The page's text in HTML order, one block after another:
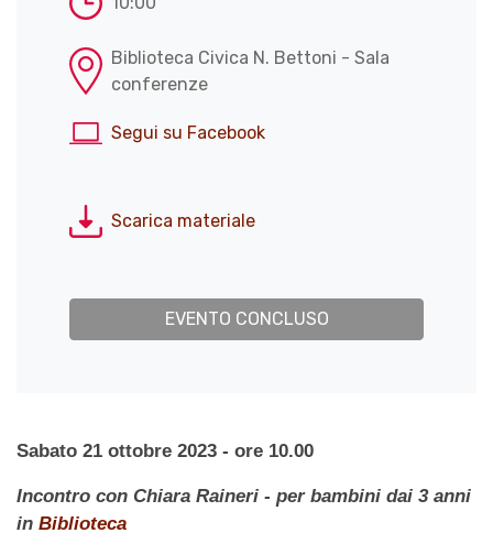
Biblioteca Civica N. Bettoni - Sala
conferenze
Segui su Facebook
Scarica materiale
EVENTO CONCLUSO
Sabato 21 ottobre 2023 - ore 10.00
Incontro con Chiara Raineri - per bambini dai 3 anni
in Biblioteca